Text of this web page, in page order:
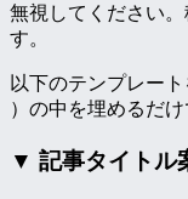
無視してください
す。
以下のテンプレー
）の中を埋めるだけ
▼ 記事タイトル